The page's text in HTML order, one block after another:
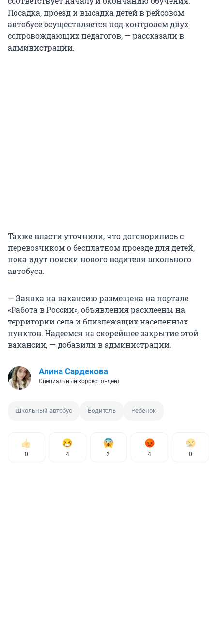
Посадка, проезд и высадка детей в рейсовом
автобусе осуществляется под контролем двух
сопровождающих педагогов, — рассказали в
администрации.
Также власти уточнили, что договорились с
перевозчиком о бесплатном проезде для детей,
пока идут поиски нового водителя школьного
автобуса.
— Заявка на вакансию размещена на портале
«Работа в России», объявления расклеены на
территории села и близлежащих населенных
пунктов. Надеемся на скорейшее закрытие этой
вакансии, — добавили в администрации.
Алина Сардекова
Специальный корреспондент
Школьный автобус Водитель Ребенок
0 4 2 4 0